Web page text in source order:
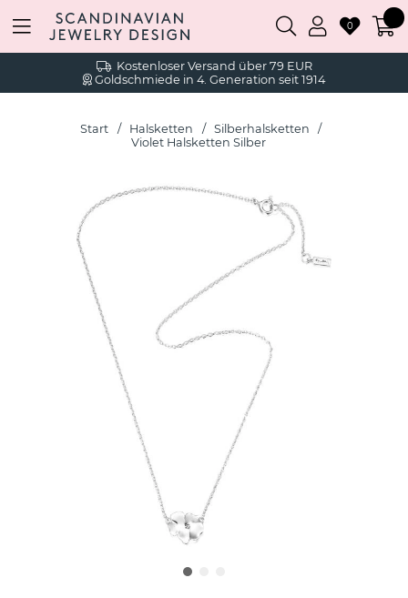
Kostenloser Versand über 79 EUR
Goldschmiede in 4. Generation seit 1914
0
Start Halsketten
Silberhalsketten
Violet Halsketten Silber